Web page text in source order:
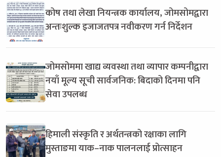
कोष तथा लेखा नियन्त्रक कार्यालय, जोमसोमद्वारा
अन्तःशुल्क इजाजतपत्र नवीकरण गर्न निर्देशन
जोमसोममा खाद्य व्यवस्था तथा व्यापार कम्पनीद्वारा
नयाँ मूल्य सूची सार्वजनिक: बिदाको दिनमा पनि
सेवा उपलब्ध
हिमाली संस्कृति र अर्थतन्त्रको रक्षाका लागि
मुस्ताङमा याक–नाक पालनलाई प्रोत्साहन